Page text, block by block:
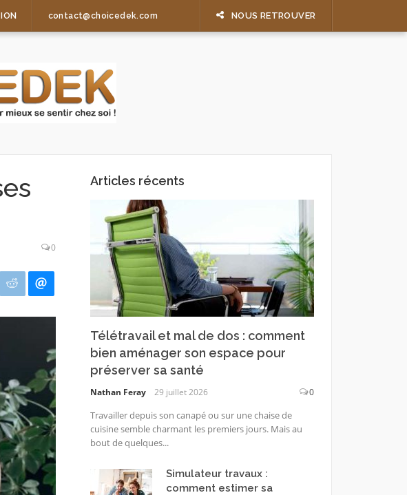
contact@choicedek.com NOUS RETROUVER
0
Articles récents
Télétravail et mal de dos : comment
bien aménager son espace pour
préserver sa santé
Nathan Feray 29 juillet 2026 0
Travailler depuis son canapé ou sur une chaise de
cuisine semble charmant les premiers jours. Mais au
bout de quelques...
Simulateur travaux :
comment estimer sa